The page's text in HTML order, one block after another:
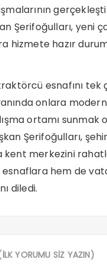
Şerifoğulları, yeni
hizmete hazır
esnafını tek
onlara
ortamı sunmak
Şerifoğulları,
kent merkezini
hem de
diledi.
YORUMU SİZ YAZIN)